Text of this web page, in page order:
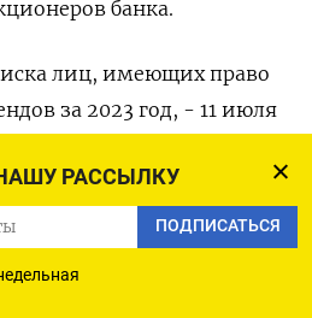
РАССЫЛКУ
ПОДПИСАТЬСЯ
банка.
лиц, имеющих право
за 2023 год, - 11 июля
нарастить достаточность
месяцы 2024 года.